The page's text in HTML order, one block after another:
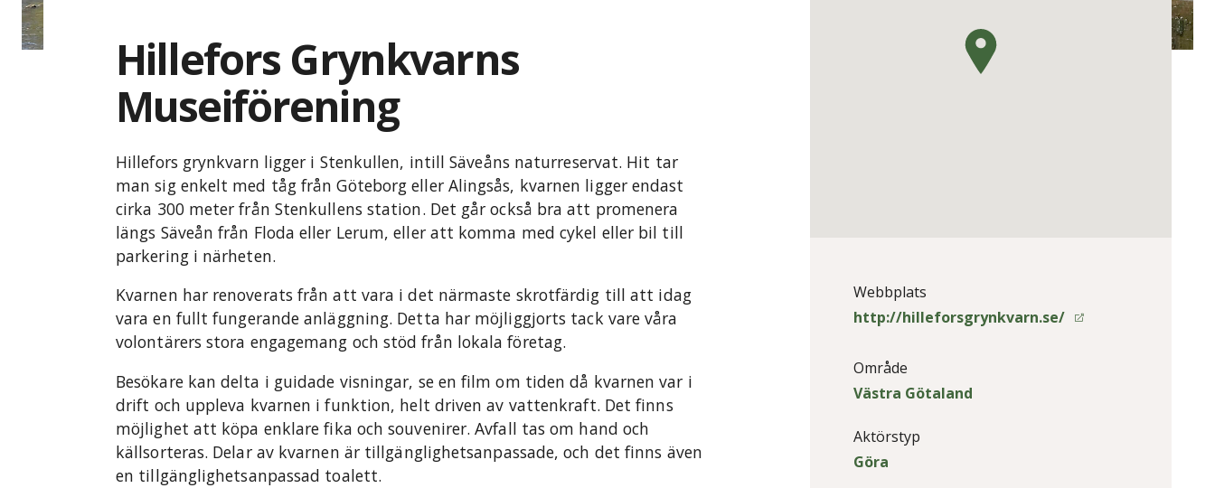
Hillefors Grynkvarns
Museiförening
Hillefors grynkvarn ligger i Stenkullen, intill Säveåns naturreservat. Hit tar
man sig enkelt med tåg från Göteborg eller Alingsås, kvarnen ligger endast
cirka 300 meter från Stenkullens station. Det går också bra att promenera
längs Säveån från Floda eller Lerum, eller att komma med cykel eller bil till
parkering i närheten.
Kvarnen har renoverats från att vara i det närmaste skrotfärdig till att idag
vara en fullt fungerande anläggning. Detta har möjliggjorts tack vare våra
volontärers stora engagemang och stöd från lokala företag.
Besökare kan delta i guidade visningar, se en film om tiden då kvarnen var i
drift och uppleva kvarnen i funktion, helt driven av vattenkraft. Det finns
möjlighet att köpa enklare fika och souvenirer. Avfall tas om hand och
källsorteras. Delar av kvarnen är tillgänglighetsanpassade, och det finns även
en tillgänglighetsanpassad toalett.
Webbplats
http://hilleforsgrynkvarn.se/
Område
Västra Götaland
Aktörstyp
Göra